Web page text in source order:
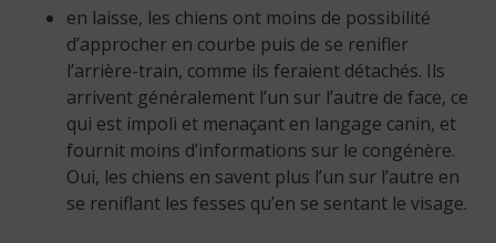
en laisse, les chiens ont moins de possibilité
d’approcher en courbe puis de se renifler
l’arrière-train, comme ils feraient détachés. Ils
arrivent généralement l’un sur l’autre de face, ce
qui est impoli et menaçant en langage canin, et
fournit moins d’informations sur le congénère.
Oui, les chiens en savent plus l’un sur l’autre en
se reniflant les fesses qu’en se sentant le visage.